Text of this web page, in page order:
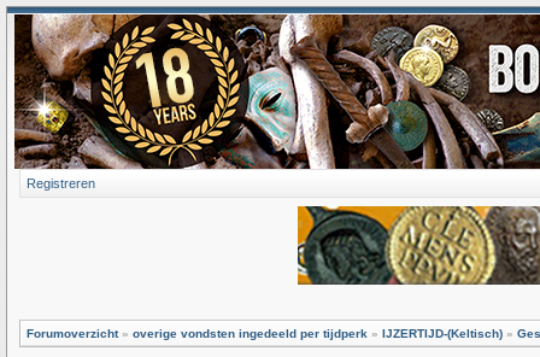
Registreren
Forumoverzicht» overige vondsten ingedeeld per tijdperk » IJZERTIJD-(Keltisch) »